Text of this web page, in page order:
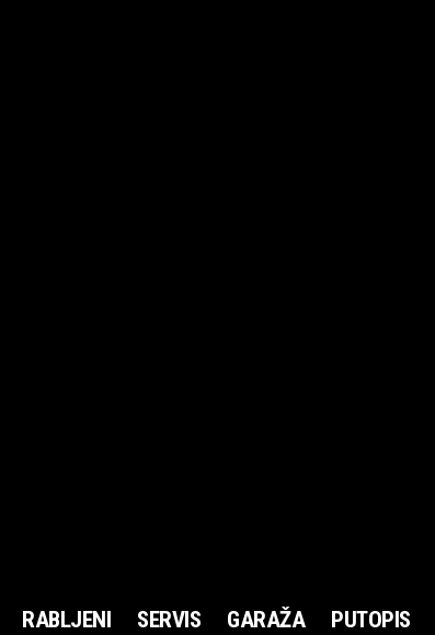
RABLJENI SERVIS GARAŽA PUTOPIS